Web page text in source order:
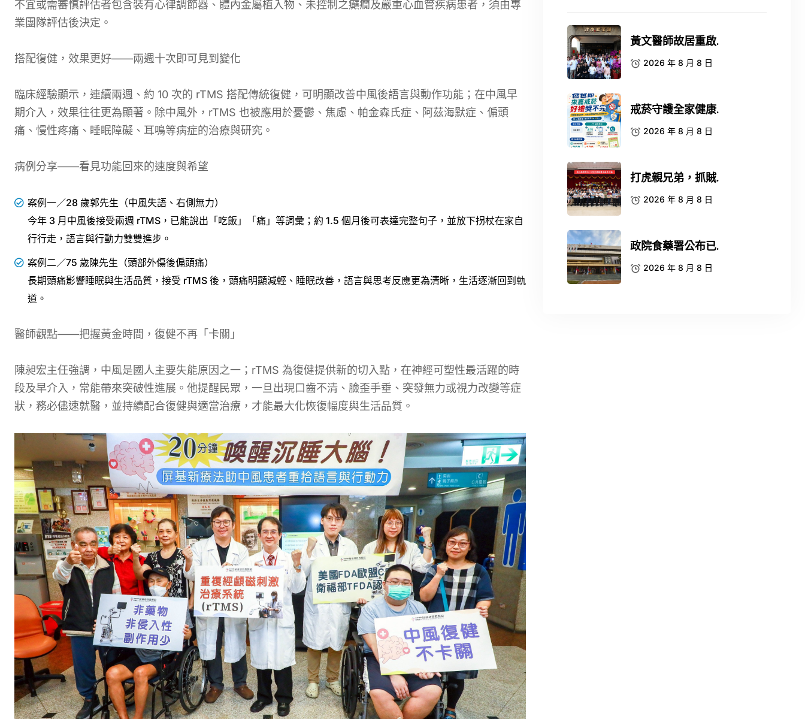
不宜或需審慎評估者包含裝有心律調節器、體內金屬植入物、未控制之癲癇及嚴重心血管疾病患者，須由專
業團隊評估後決定。
搭配復健，效果更好——兩週十次即可見到變化
臨床經驗顯示，連續兩週、約 10 次的 rTMS 搭配傳統復健，可明顯改善中風後語言與動作功能；在中風早
期介入，效果往往更為顯著。除中風外，rTMS 也被應用於憂鬱、焦慮、帕金森氏症、阿茲海默症、偏頭
痛、慢性疼痛、睡眠障礙、耳鳴等病症的治療與研究。
病例分享——看見功能回來的速度與希望
案例一／28 歲郭先生（中風失語、右側無力）
今年 3 月中風後接受兩週 rTMS，已能說出「吃飯」「痛」等詞彙；約 1.5 個月後可表達完整句子，並放下拐杖在家自
行行走，語言與行動力雙雙進步。
案例二／75 歲陳先生（頭部外傷後偏頭痛）
長期頭痛影響睡眠與生活品質，接受 rTMS 後，頭痛明顯減輕、睡眠改善，語言與思考反應更為清晰，生活逐漸回到軌
道。
醫師觀點——把握黃金時間，復健不再「卡關」
陳昶宏主任強調，中風是國人主要失能原因之一；rTMS 為復健提供新的切入點，在神經可塑性最活躍的時
段及早介入，常能帶來突破性進展。他提醒民眾，一旦出現口齒不清、臉歪手垂、突發無力或視力改變等症
狀，務必儘速就醫，並持續配合復健與適當治療，才能最大化恢復幅度與生活品質。
黃文醫師故居重啟.
2026 年 8 月 8 日
戒菸守護全家健康.
2026 年 8 月 8 日
打虎親兄弟，抓賊.
2026 年 8 月 8 日
政院食藥署公布已.
2026 年 8 月 8 日